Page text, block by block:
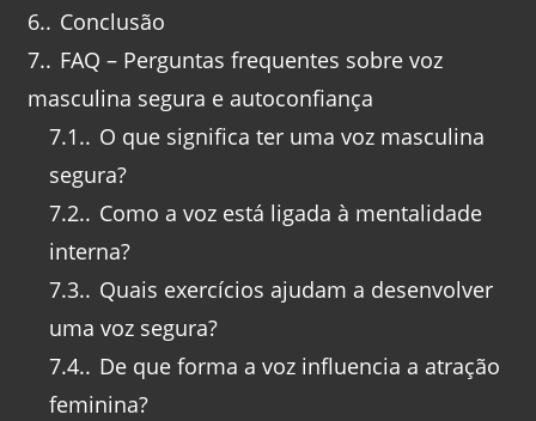
6. Conclusão
7. FAQ – Perguntas frequentes sobre voz
masculina segura e autoconfiança
7.1. O que significa ter uma voz masculina
segura?
7.2. Como a voz está ligada à mentalidade
interna?
7.3. Quais exercícios ajudam a desenvolver
uma voz segura?
7.4. De que forma a voz influencia a atração
feminina?